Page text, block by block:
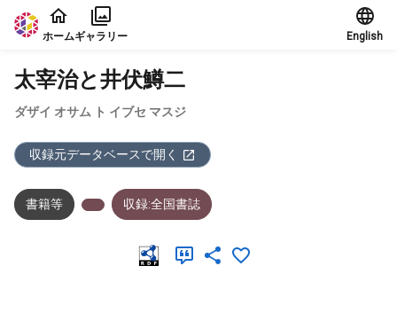
本文に飛ぶ
ホームギャラリー English
太宰治と井伏鱒二
ダザイ オサム ト イブセ マスジ
収録元データベースで開く
書籍等 収録:全国書誌